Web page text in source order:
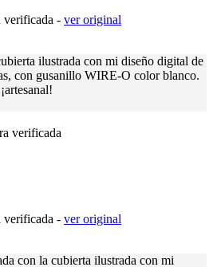
verificada - ver original
verificada
verificada - ver original